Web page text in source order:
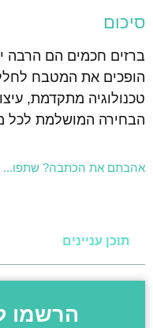
סיכום
ברזים חכמים הם הרבה
הופכים את המטבח לחלל
טכנולוגיה מתקדמת,
הבחירה המושלמת לכל
אהבתם את הכתבה? שתפו...
תוכן עניינים
הרשמו